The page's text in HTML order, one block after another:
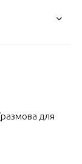
для